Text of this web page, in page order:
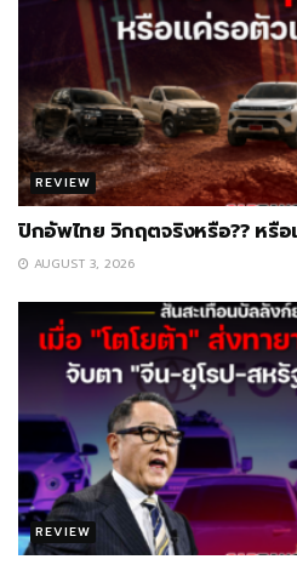
REVIEW
ปิกอัพไทย วิกฤตจริงหรือ?? หรื
AUGUST 3, 2026
REVIEW